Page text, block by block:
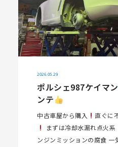
2026.05.29
ポルシェ987ケイマン
ンテ
中古車屋から購入 直ぐに
まずは冷却水漏れ点火
ンジンミッションの腐食 一